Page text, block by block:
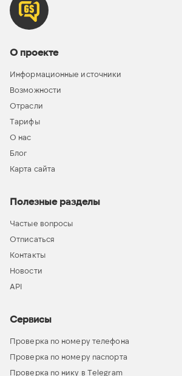
О проекте
Информационные источники
Возможности
Отрасли
Тарифы
О нас
Блог
Карта сайта
Полезные разделы
Частые вопросы
Отписаться
Контакты
Новости
API
Сервисы
Проверка по номеру телефона
Проверка по номеру паспорта
Проверка по нику в Telegram